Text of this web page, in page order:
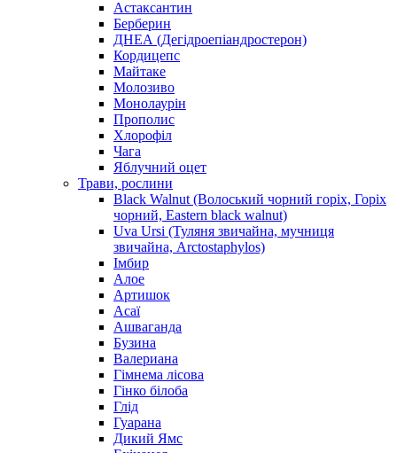
Астаксантин
Берберин
ДНЕА (Дегідроепіандростерон)
Кордицепс
Майтаке
Молозиво
Монолаурін
Прополис
Хлорофіл
Чага
Яблучний оцет
Трави, рослини
Black Walnut (Волоський чорний горіх, Горіх
чорний, Eastern black walnut)
Uva Ursi (Туляня звичайна, мучниця
звичайна, Arctostaphylos)
Імбир
Алое
Артишок
Асаї
Ашваганда
Бузина
Валериана
Гімнема лісова
Гінко білоба
Глід
Гуарана
Дикий Ямс